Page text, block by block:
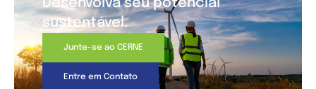
sustentável.
Junte-se ao CERNE
Entre em Contato